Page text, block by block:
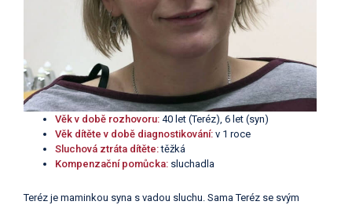
Věk v době rozhovoru: 40 let (Teréz), 6 let (syn)
Věk dítěte v době diagnostikování: v 1 roce
Sluchová ztráta dítěte:těžká
Kompenzační pomůcka: sluchadla
Teréz je maminkou syna s vadou sluchu. Sama Teréz se svým